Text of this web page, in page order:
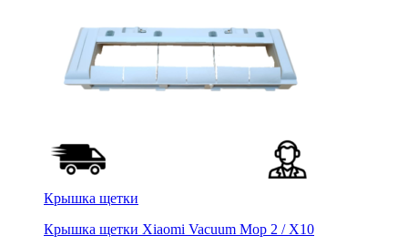
Крышка щетки
Крышка щетки Xiaomi Vacuum Mop 2 / X10